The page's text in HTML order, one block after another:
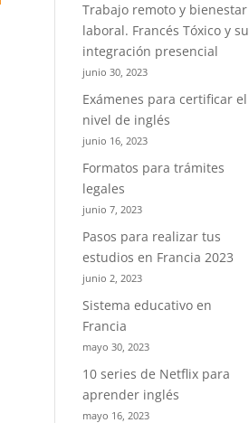
Trabajo remoto y bienestar
laboral. Francés Tóxico y su
integración presencial
junio 30, 2023
Exámenes para certificar el
nivel de inglés
junio 16, 2023
Formatos para trámites
legales
junio 7, 2023
Pasos para realizar tus
estudios en Francia 2023
junio 2, 2023
Sistema educativo en
Francia
mayo 30, 2023
10 series de Netflix para
aprender inglés
mayo 16, 2023